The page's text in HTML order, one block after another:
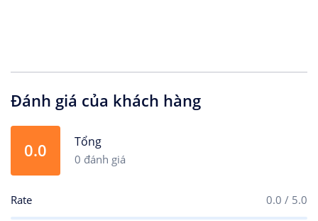
Đánh giá của khách hàng
0.0 Tổng
0 đánh giá
Rate 0.0 / 5.0